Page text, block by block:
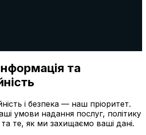
та
і безпека — наш пріоритет.
умови надання послуг, політику
та те, як ми захищаємо ваші дані.